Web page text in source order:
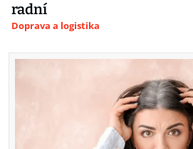
radní
Doprava a logistika